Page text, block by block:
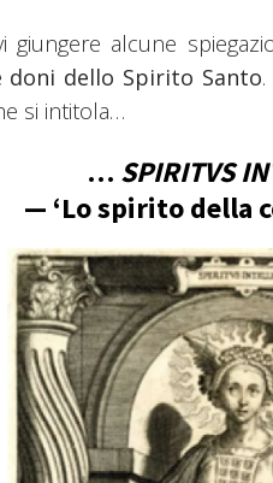
giungere alcune
doni dello Spirito Santo
si intitola…
… SPIRITVS
— ‘Lo spirito della